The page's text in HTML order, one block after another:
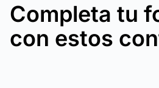
Completa tu
con estos